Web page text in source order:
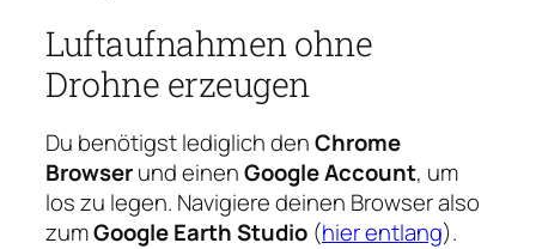
Luftaufnahmen ohne
Drohne erzeugen
Du benötigst lediglich denChrome
Browserund einenGoogle Account, um
los zu legen. Navigiere deinen Browser also
zumGoogle Earth Studio (hier entlang).